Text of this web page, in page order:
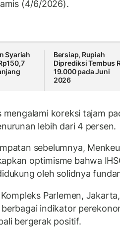
(4/6/2026).
Syariah
Bersiap, Rupiah
Diprediksi Tembus
19.000 pada Juni
2026
mengalami koreksi tajam
lebih dari 4 persen.
sebelumnya,
optimisme bahwa
oleh solidnya
Parlemen,
indikator
bergerak positif.